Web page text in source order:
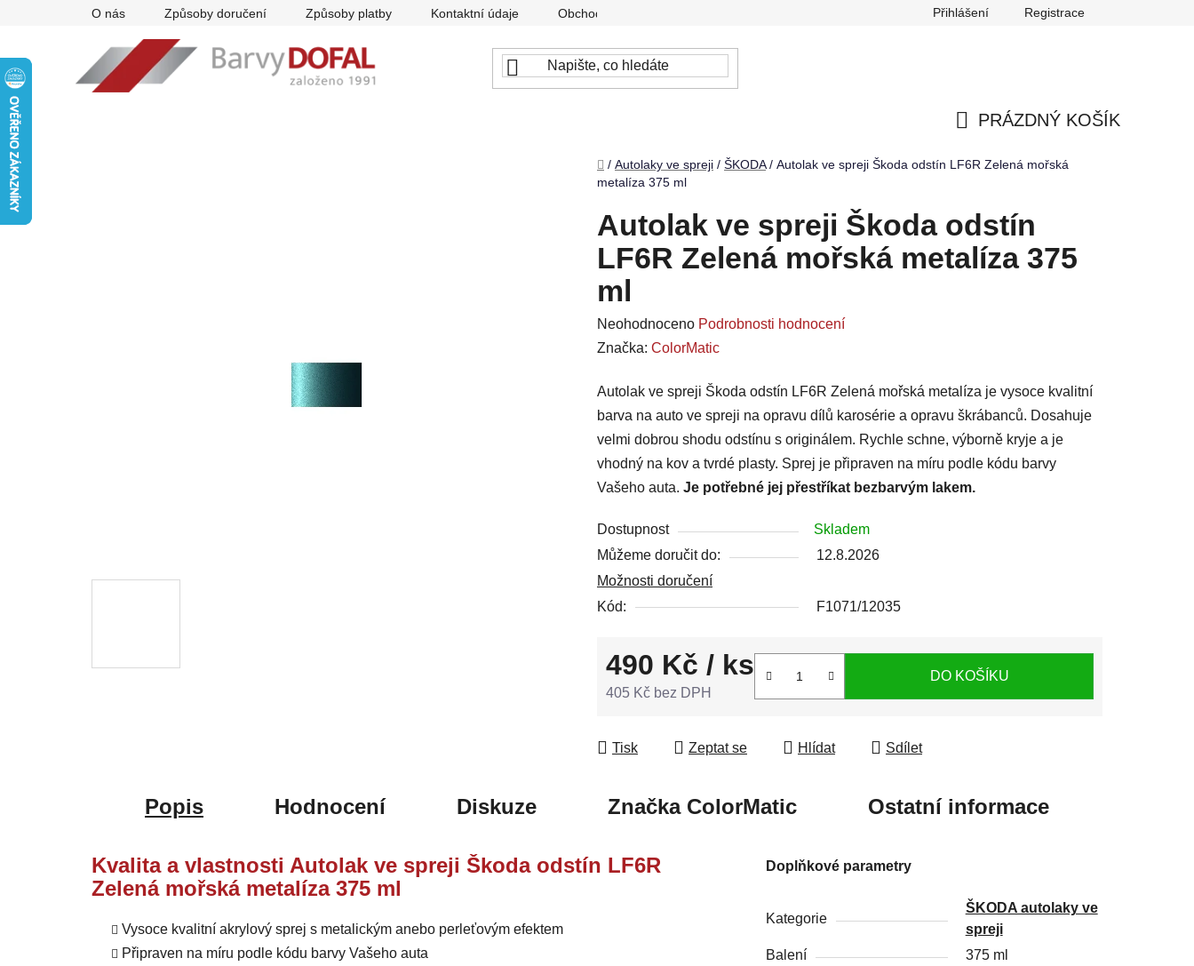
O nás Způsoby doručení Způsoby platby Kontaktní údaje Obchodní podmínky Reklamace Odstoupení od smlouvy
Přihlášení Registrace
PRÁZDNÝ KOŠÍK
Domů
/ Autolaky ve spreji / ŠKODA / Autolak ve spreji Škoda odstín LF6R Zelená mořská
metalíza 375 ml
Autolak ve spreji Škoda odstín
LF6R Zelená mořská metalíza 375
ml
Průměrné
hodnocení
je
0,0
z
5
hvězdiček.
Neohodnoceno Podrobnosti hodnocení
Značka: ColorMatic
Autolak ve spreji Škoda odstín LF6R Zelená mořská metalíza je vysoce kvalitní
barva na auto ve spreji na opravu dílů karosérie a opravu škrábanců. Dosahuje
velmi dobrou shodu odstínu s originálem. Rychle schne, výborně kryje a je
vhodný na kov a tvrdé plasty. Sprej je připraven na míru podle kódu barvy
Vašeho auta. Je potřebné jej přestříkat bezbarvým lakem.
Dostupnost
Skladem
Můžeme doručit do:
12.8.2026
Možnosti doručení
Kód:
F1071/12035
490 Kč / ks
405 Kč bez DPH
DO KOŠÍKU
Tisk Zeptat se Hlídat Sdílet
Popis Hodnocení Diskuze ZnačkaColorMatic Ostatní informace
Kvalita a vlastnosti Autolak ve spreji Škoda odstín LF6R
Zelená mořská metalíza 375 ml
Vysoce kvalitní akrylový sprej s metalickým anebo perleťovým efektem
Připraven na míru podle kódu barvy Vašeho auta
Doplňkové parametry
Kategorie
ŠKODA autolaky ve
spreji
Balení
375 ml